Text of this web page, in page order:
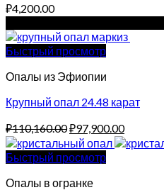
₽4,200.00
Быстрый просмотр
Опалы из Эфиопии
Крупный опал 24.48 карат
₽110,160.00Original
price
was:
₽110,160.00.
₽97,900.00Current
price
is:
Быстрый просмотр
Опалы в огранке